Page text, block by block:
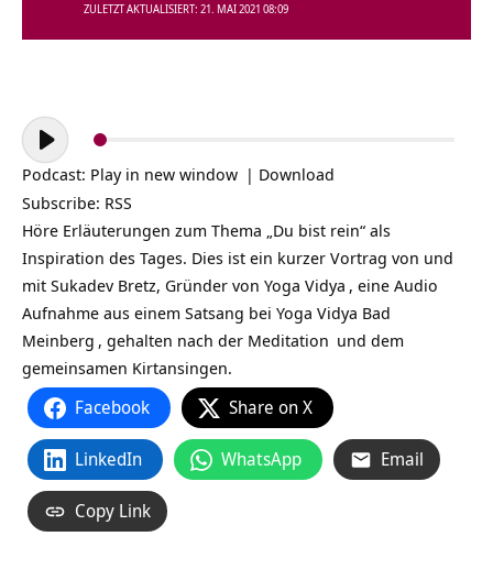
ZULETZT AKTUALISIERT: 21. MAI 2021 08:09
Audio-
Player
Podcast: Play in new window | Download
Subscribe: RSS
Höre Erläuterungen zum Thema „Du bist rein“ als
Inspiration des Tages. Dies ist ein kurzer Vortrag von und
mit Sukadev Bretz, Gründer von Yoga Vidya , eine Audio
Aufnahme aus einem Satsang bei Yoga Vidya Bad
Meinberg , gehalten nach der Meditation und dem
gemeinsamen Kirtansingen.
Facebook Share on X
LinkedIn WhatsApp Email
Copy Link